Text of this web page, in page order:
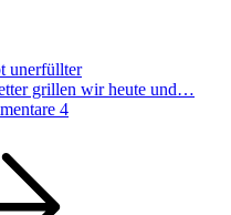
unerfüllter
grillen wir heute und…
4